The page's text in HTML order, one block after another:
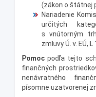
(zákon o štátnej
Nariadenie
určitých
s vnútorným
zmluvy Ú. v. EÚ, L
Pomocpodľa tejto
finančných
nenávratného
písomne uzatvorenej